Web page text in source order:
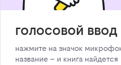
голосовой ввод
нажмите на значок
название – и книга найдется